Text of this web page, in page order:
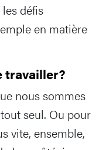
défis
en matière
travailler?
nous sommes
seul. Ou pour
vite, ensemble,